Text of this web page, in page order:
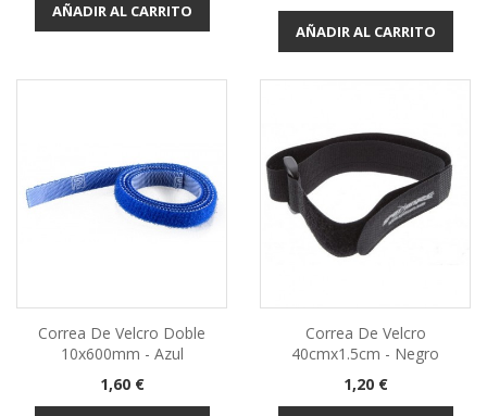
AÑADIR AL CARRITO
AÑADIR AL CARRITO
Correa De Velcro Doble
10x600mm - Azul
Precio
1,60 €
Correa De Velcro
40cmx1.5cm - Negro
Precio
1,20 €